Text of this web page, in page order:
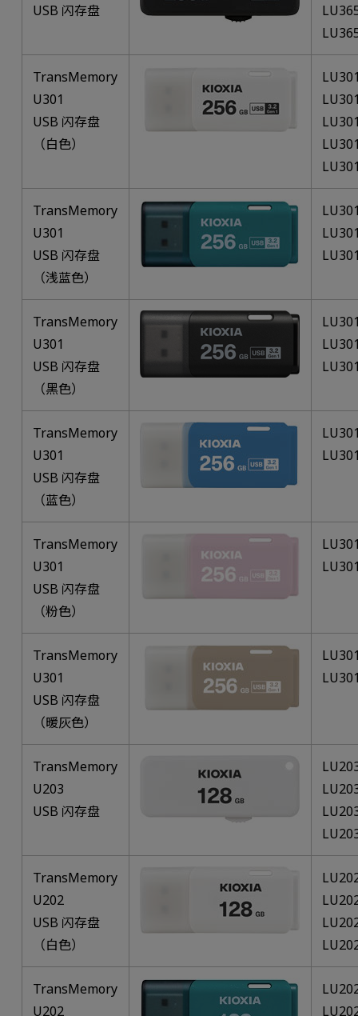
USB 闪存盘
TransMemory
U301
USB 闪存盘
（白色）
TransMemory
U301
USB 闪存盘
（浅蓝色）
TransMemory
U301
USB 闪存盘
（黑色）
TransMemory
U301
USB 闪存盘
（蓝色）
TransMemory
U301
USB 闪存盘
（粉色）
TransMemory
U301
USB 闪存盘
（暖灰色）
TransMemory
U203
USB 闪存盘
TransMemory
U202
USB 闪存盘
（白色）
TransMemory
U202